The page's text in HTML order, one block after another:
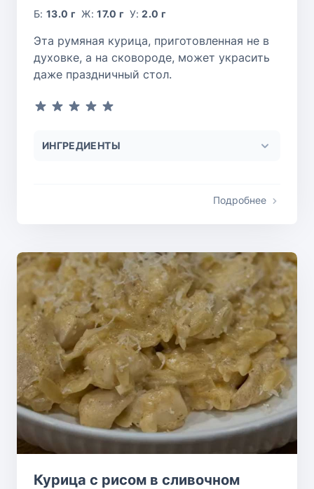
Б:13.0 г Ж:17.0 г У:2.0 г
Эта румяная курица, приготовленная не в
духовке, а на сковороде, может украсить
даже праздничный стол.
ИНГРЕДИЕНТЫ
Подробнее
Курица с рисом в сливочном